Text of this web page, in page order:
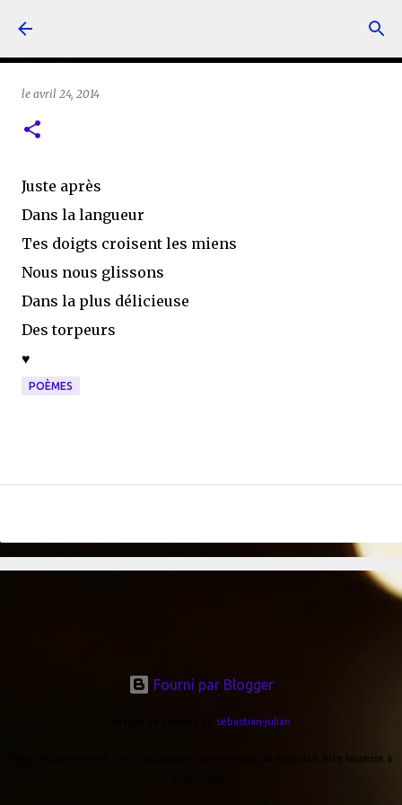
le avril 24, 2014
Juste après
Dans la langueur
Tes doigts croisent les miens
Nous nous glissons
Dans la plus délicieuse
Des torpeurs
♥
POÈMES
Fourni par Blogger
sebastian-julian
Tous droits réservés. Toute utilisation, commerciale ou non, doit être soumise à